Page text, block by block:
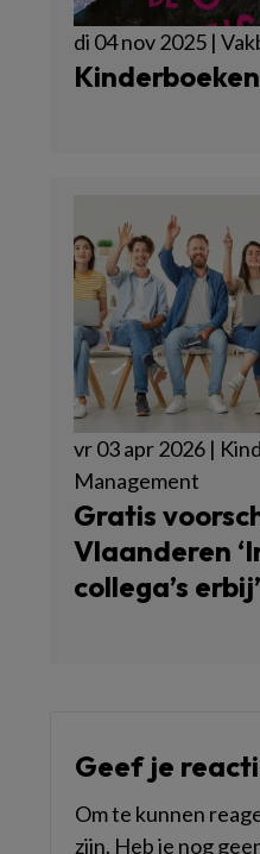
di 04 nov 2025 |
Kinderboeken
vr 03 apr 2026 |
Management
Gratis
Vlaanderen
collega’s erbij’
Geef je
Om te kunnen
zijn. Heb je nog